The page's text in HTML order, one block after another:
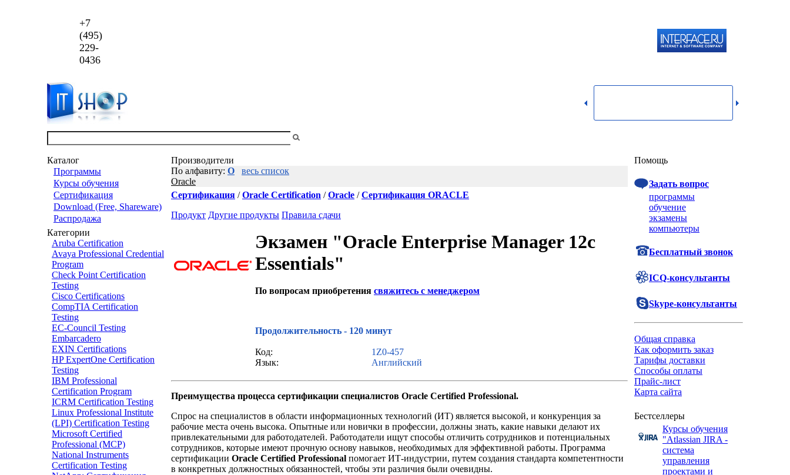
+7
(495)
229-
0436
Каталог
Программы
Курсы обучения
Сертификация
Download (Free, Shareware)
Распродажа
Категории
Aruba Certification
Avaya Professional Credential
Program
Check Point Certification
Testing
Cisco Certifications
CompTIA Certification
Testing
EC-Council Testing
Embarcadero
EXIN Certifications
HP ExpertOne Certification
Testing
IBM Professional
Certification Program
ICRM Certification Testing
Linux Professional Institute
(LPI) Certification Testing
Microsoft Certified
Professional (MCP)
National Instruments
Certification Testing
Производители
По алфавиту: O
весь список
Oracle
Сертификация /Oracle Certification /Oracle /Сертификация ORACLE
Продукт Другие продукты Правила сдачи
Экзамен "Oracle Enterprise Manager 12c
Essentials"
По вопросам приобретения свяжитесь с менеджером
Продолжительность - 120 минут
Код:
1Z0-457
Язык:
Английский
Преимущества процесса сертификации специалистов Oracle Certified Professional.
Спрос на специалистов в области информационных технологий (ИТ) является высокой, и конкуренция за
рабочие места очень высока. Опытные или новички в профессии, должны знать, какие навыки делают их
привлекательными для работодателей. Работодатели ищут способы отличить сотрудников и потенциальных
сотрудников, которые имеют прочную основу навыков, необходимых для эффективной работы. Программа
сертификации Oracle Certified Professional помогает ИТ-индустрии, путем создания стандарта компетентности
в конкретных должностных обязанностей, чтобы эти различия были очевидны.
Помощь
Задать вопрос
программы
обучение
экзамены
компьютеры
Бесплатный звонок
ICQ-консультанты
Skype-консультанты
Общая справка
Как оформить заказ
Тарифы доставки
Способы оплаты
Прайс-лист
Карта сайта
Бестселлеры
Курсы обучения
"Atlassian JIRA -
система
управления
проектами и